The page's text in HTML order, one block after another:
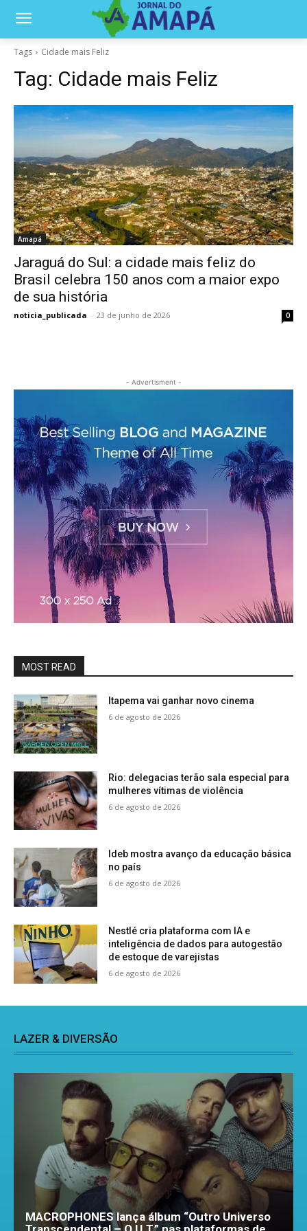
Tags Cidade mais Feliz
Tag: Cidade mais Feliz
Amapá
Jaraguá do Sul: a cidade mais feliz do
Brasil celebra 150 anos com a maior expo
de sua história
noticia_publicada - 23 de junho de 2026 0
- Advertisment -
MOST READ
Itapema vai ganhar novo cinema
6 de agosto de 2026
Rio: delegacias terão sala especial para
mulheres vítimas de violência
6 de agosto de 2026
Ideb mostra avanço da educação básica
no país
6 de agosto de 2026
Nestlé cria plataforma com IA e
inteligência de dados para autogestão
de estoque de varejistas
6 de agosto de 2026
LAZER & DIVERSÃO
MACROPHONES lança álbum “Outro Universo